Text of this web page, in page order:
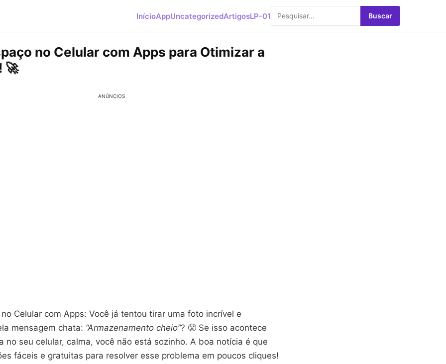
InícioAppUncategorizedArtigosLP-01 Buscar
no Celular com Apps para Otimizar a
🚀
ANÚNCIOS
Celular com Apps: Você já tentou tirar uma foto incrível e
mensagem chata: “Armazenamento cheio”? 😤 Se isso acontece
no seu celular, calma, você não está sozinho. A boa notícia é que
fáceis e gratuitas para resolver esse problema em poucos cliques!